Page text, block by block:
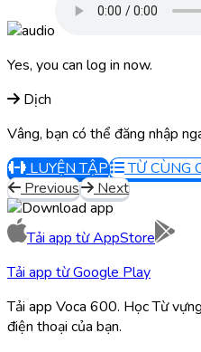
Yes, you can log in now.
Dịch
Vâng, bạn có thể đăng nhập
LUYỆN TẬP
TỪ CÙNG
Previous
Next
Tải app từAppStore
Tải app từGoogle Play
Tải app Voca 600. Học Từ
điện thoại của bạn.